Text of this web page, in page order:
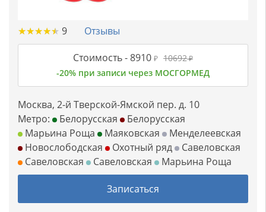
★★★★★
★★★★★ 9 Отзывы
Стоимость -8910 ₽ 10692₽
-20% при записи через МОСГОРМЕД
Москва, 2-й Тверской-Ямской пер. д. 10
Метро:
Белорусская
Белорусская
Марьина Роща
Маяковская
Менделеевская
Новослободская
Охотный ряд
Савеловская
Савеловская
Савеловская Марьина Роща
Записаться